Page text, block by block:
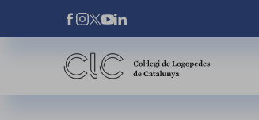
Vés al contingut
Xarxes Socials